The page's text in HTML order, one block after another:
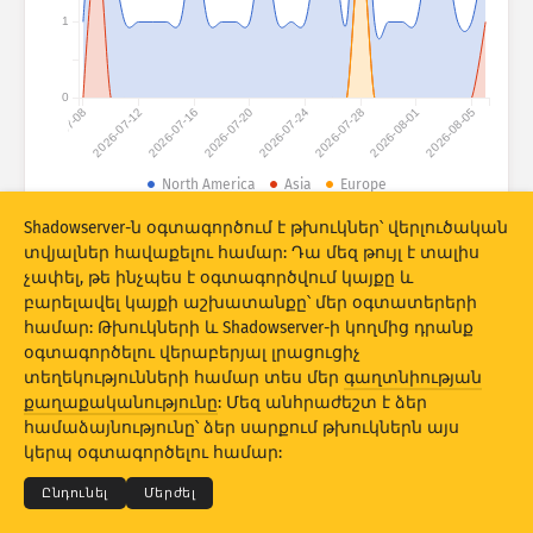
Հարձակումների վիճակագրություն․ Սարքեր
Օգնություն
Երկրներ
Տվյալների հավաքածու
Սահմանաչափ
Խմբավորել ըստ
Երկիր Պիտակ
Stacking Հարկերով շարվածք Համատեղում
Ավտոմատ կերպով թարմացման արդյունքներ
Թարմացնել Վերակայել
Ներբեռնել որպես PNG
2026-07-08 2026-07-122026-07-16 2026-07-20 2026-07-24 2026-07-28 2026-08-012026-08-05
0
1
North America Asia Europe
© 2026 The Shadowserver Foundation
© 2026THE SHADOWSERVER FOUNDATION
Գաղտնիություն և պայմաններ
Կապ մեզ հետ
Կրեդիտներ
Shadowserver-ն օգտագործում է թխուկներ՝ վերլուծական
տվյալներ հավաքելու համար: Դա մեզ թույլ է տալիս
չափել, թե ինչպես է օգտագործվում կայքը և
բարելավել կայքի աշխատանքը՝ մեր օգտատերերի
համար: Թխուկների և Shadowserver-ի կողմից դրանք
օգտագործելու վերաբերյալ լրացուցիչ
տեղեկությունների համար տես մեր գաղտնիության
քաղաքականությունը: Մեզ անհրաժեշտ է ձեր
համաձայնությունը՝ ձեր սարքում թխուկներն այս
կերպ օգտագործելու համար:
Ընդունել Մերժել